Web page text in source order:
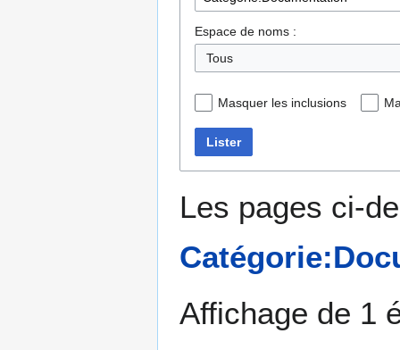
Espace de noms :
Tous
Masquer les inclusions
Lister
Les pages ci-
Affichage de 1